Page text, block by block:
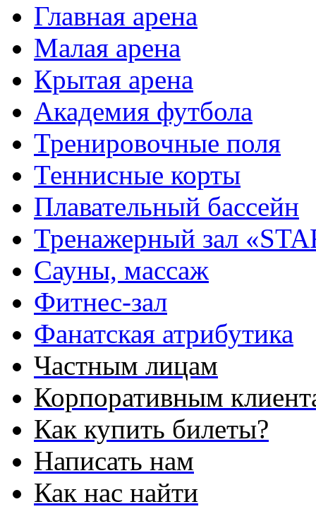
Главная арена
Малая арена
Крытая арена
Академия футбола
Тренировочные поля
Теннисные корты
Плавательный бассейн
Тренажерный зал
Сауны, массаж
Фитнес-зал
Фанатская атрибутика
Частным лицам
Корпоративным
Как купить билеты?
Написать нам
Как нас найти